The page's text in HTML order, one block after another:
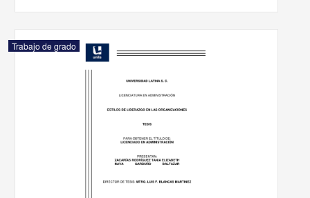
Trabajo de grado